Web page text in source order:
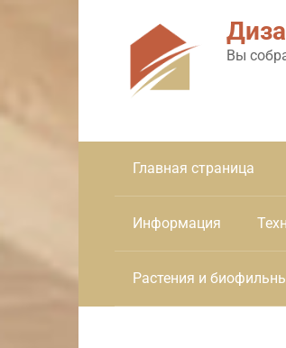
Вы
Главная страница
Информация
Растения и